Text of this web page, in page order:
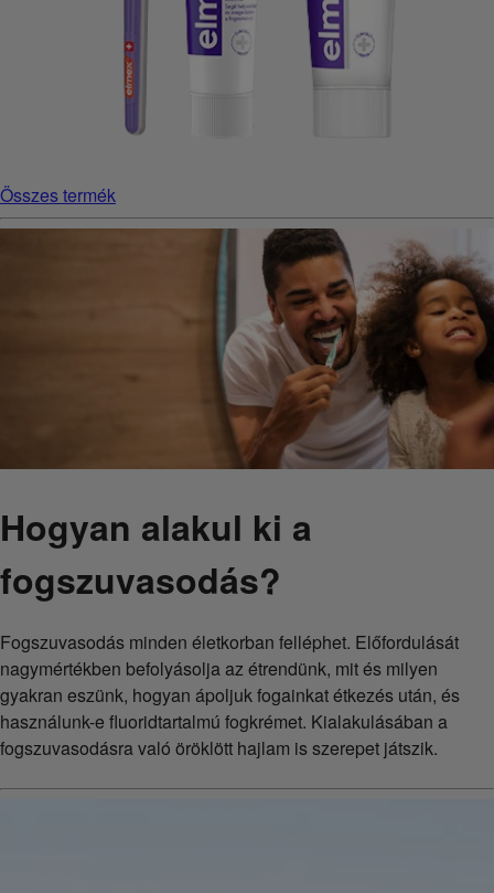
Összes termék
Hogyan alakul ki a
fogszuvasodás?
Fogszuvasodás minden életkorban felléphet. Előfordulását
nagymértékben befolyásolja az étrendünk, mit és milyen
gyakran eszünk, hogyan ápoljuk fogainkat étkezés után, és
használunk-e fluoridtartalmú fogkrémet. Kialakulásában a
fogszuvasodásra való öröklött hajlam is szerepet játszik.